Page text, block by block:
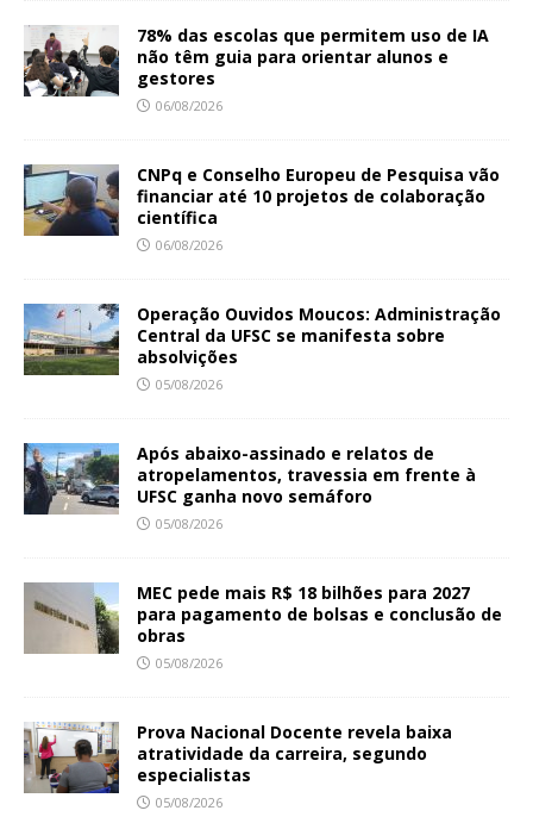
78% das escolas que permitem uso de IA
não têm guia para orientar alunos e
gestores
06/08/2026
CNPq e Conselho Europeu de Pesquisa vão
financiar até 10 projetos de colaboração
científica
06/08/2026
Operação Ouvidos Moucos: Administração
Central da UFSC se manifesta sobre
absolvições
05/08/2026
Após abaixo-assinado e relatos de
atropelamentos, travessia em frente à
UFSC ganha novo semáforo
05/08/2026
MEC pede mais R$ 18 bilhões para 2027
para pagamento de bolsas e conclusão de
obras
05/08/2026
Prova Nacional Docente revela baixa
atratividade da carreira, segundo
especialistas
05/08/2026